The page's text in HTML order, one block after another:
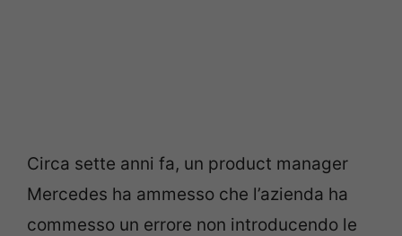
Circa sette anni fa, un product manager
Mercedes ha ammesso che l’azienda ha
commesso un errore non introducendo le